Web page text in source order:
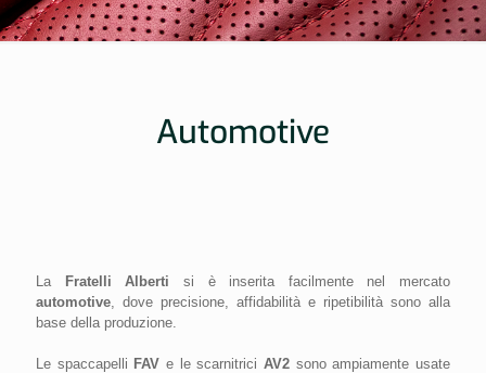
Automotive
La Fratelli Alberti si è inserita facilmente nel mercato
automotive, dove precisione, affidabilità e ripetibilità sono alla
base della produzione.
Le spaccapelli FAV e le scarnitriciAV2 sono ampiamente usate